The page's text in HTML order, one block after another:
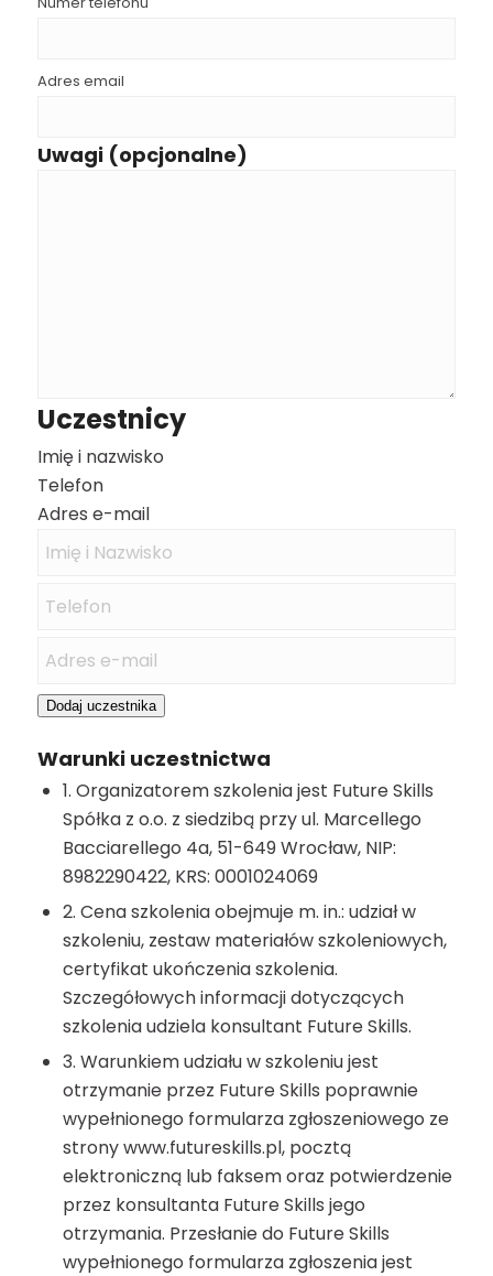
Adres email
Uwagi (opcjonalne)
Uczestnicy
Imię i nazwisko
Telefon
Adres e-mail
Dodaj uczestnika
Warunki uczestnictwa
1. Organizatorem szkolenia jest Future Skills
Spółka z o.o. z siedzibą przy ul. Marcellego
Bacciarellego 4a, 51-649 Wrocław, NIP:
8982290422, KRS: 0001024069
2. Cena szkolenia obejmuje m. in.: udział w
szkoleniu, zestaw materiałów szkoleniowych,
certyfikat ukończenia szkolenia.
Szczegółowych informacji dotyczących
szkolenia udziela konsultant Future Skills.
3. Warunkiem udziału w szkoleniu jest
otrzymanie przez Future Skills poprawnie
wypełnionego formularza zgłoszeniowego ze
strony www.futureskills.pl, pocztą
elektroniczną lub faksem oraz potwierdzenie
przez konsultanta Future Skills jego
otrzymania. Przesłanie do Future Skills
wypełnionego formularza zgłoszenia jest